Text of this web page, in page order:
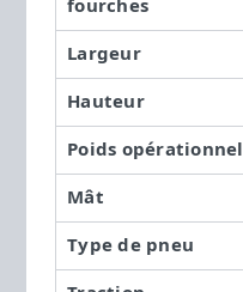
fourches
Largeur
Hauteur
Poids opérationnel
Mât
Type de pneu